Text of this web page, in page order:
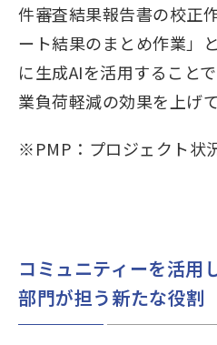
件審査結果報告書の校正
ート結果のまとめ作業」
に生成AIを活用すること
業負荷軽減の効果を上げて
※PMP：プロジェクト状
コミュニティーを活用
部門が担う新たな役割